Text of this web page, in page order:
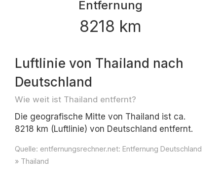
Entfernung
8218 km
Luftlinie von Thailand nach
Deutschland
Wie weit ist Thailand entfernt?
Die geografische Mitte von Thailand ist ca.
8218 km (Luftlinie) von Deutschland entfernt.
Quelle: entfernungsrechner.net: Entfernung Deutschland
» Thailand